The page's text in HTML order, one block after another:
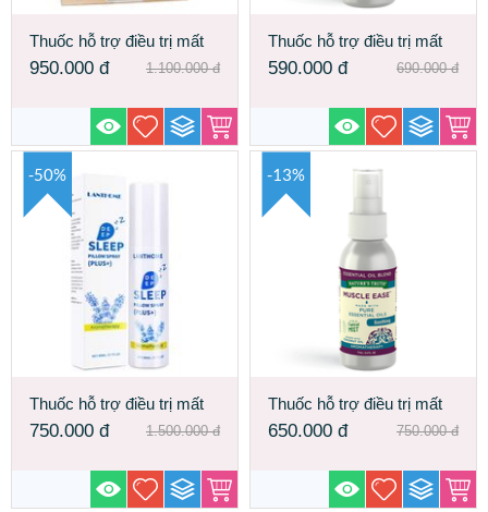
Thuốc hỗ trợ điều trị mất
ngủ giúp nàng Ngủ nhanh
hơn - Sâu Hơn Have
950.000 đ 1.100.000 đ
Thuốc hỗ trợ điều trị mất
ngủ giúp nàng Ngủ mê
hơn - Sâu Hơn Eucalyptus
590.000 đ 690.000 đ
-50%
Thuốc hỗ trợ điều trị mất
ngủ Lavender Sleep Spray
made in USA
750.000 đ 1.500.000 đ
-13%
Thuốc hỗ trợ điều trị mất
ngủ Muscle Ease USA
650.000 đ 750.000 đ